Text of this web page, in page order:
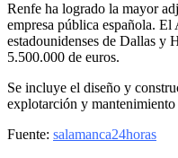
Renfe ha logrado la mayor
empresa pública española.
estadounidenses de Dallas y
5.500.000 de euros.
Se incluye el diseño y
explotarción y mantenimiento
Fuente: salamanca24horas